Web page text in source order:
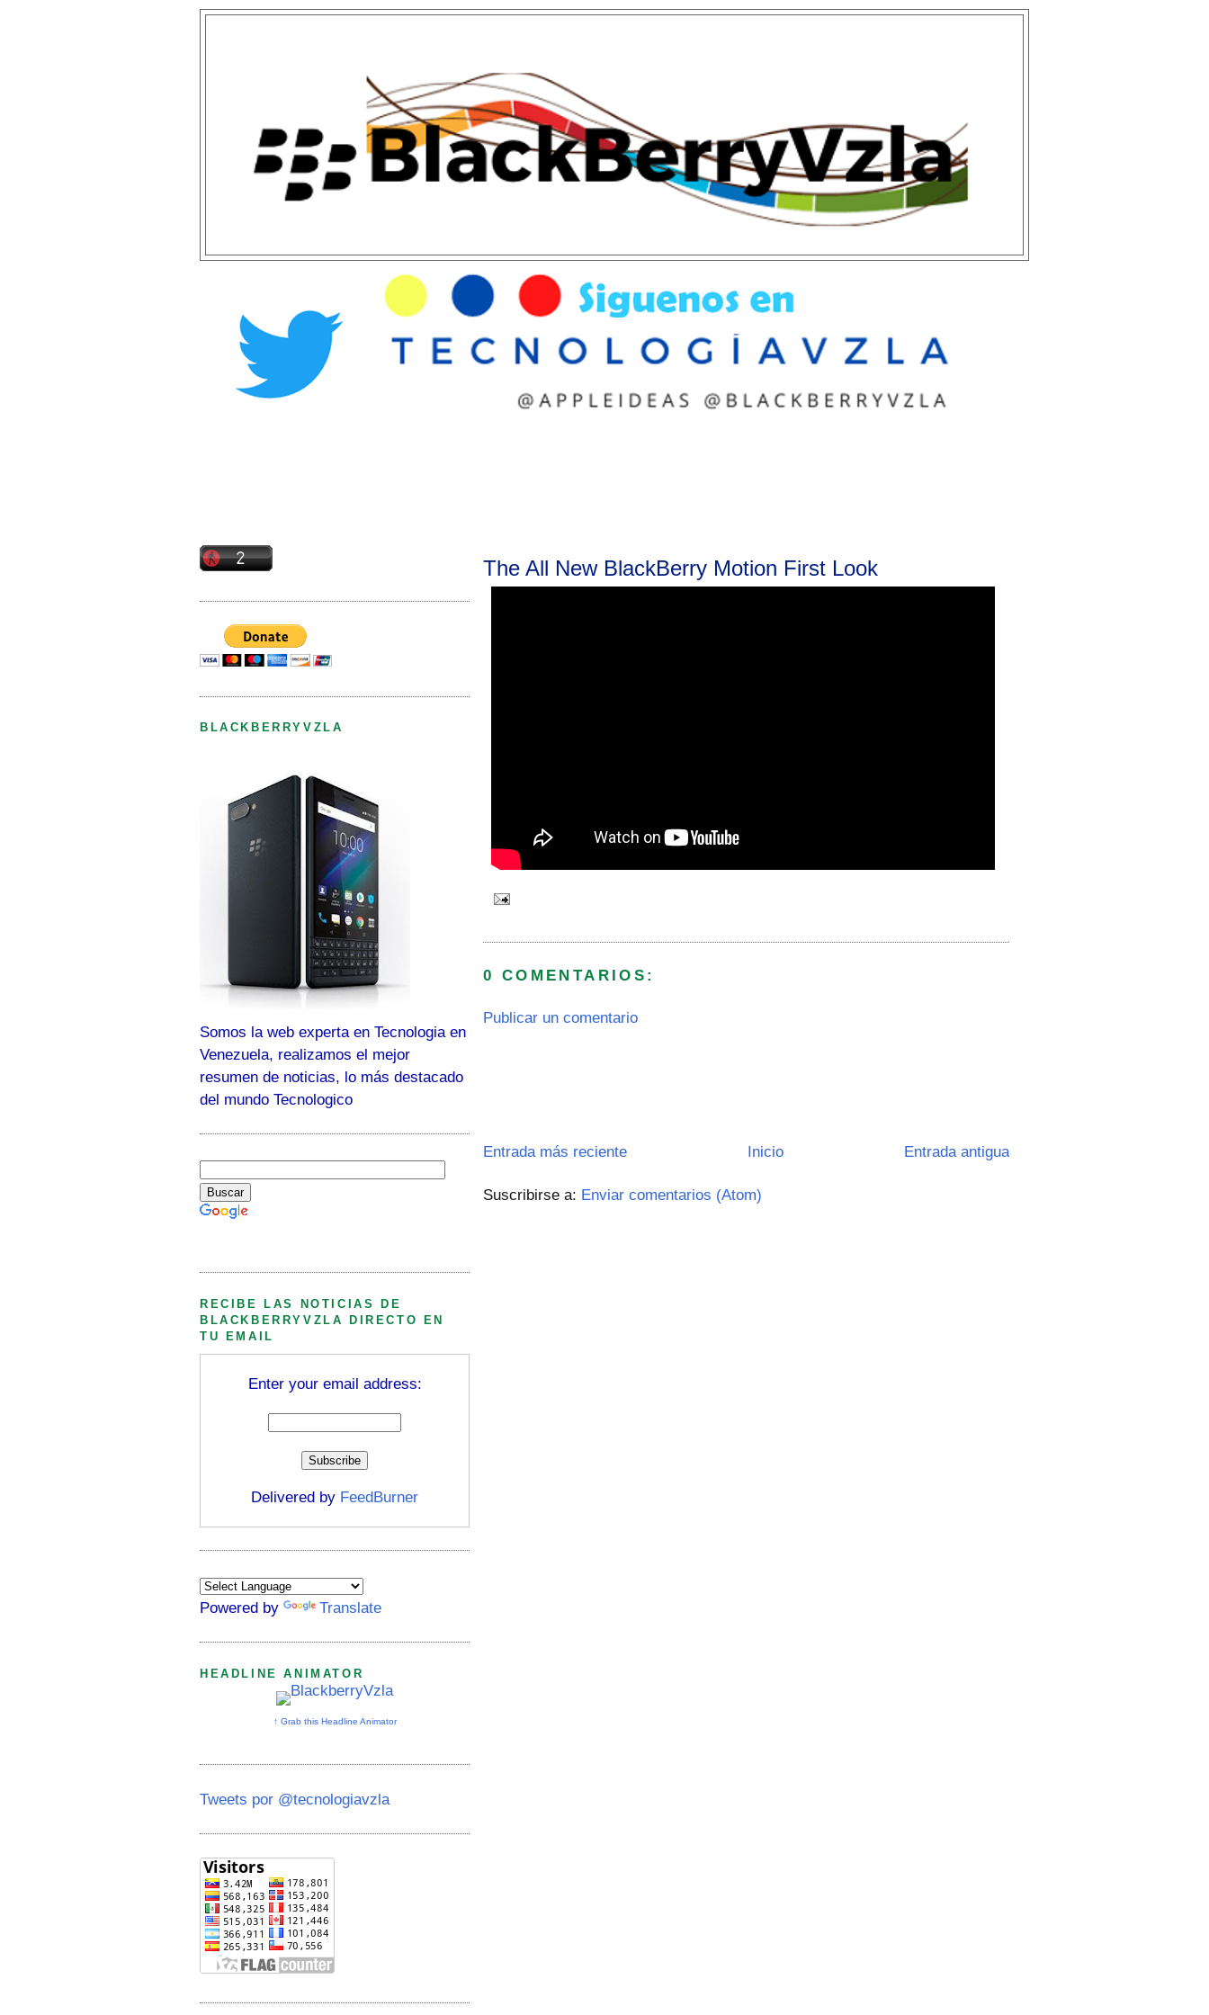
The All New BlackBerry Motion First Look
0 COMENTARIOS:
Publicar un comentario
Entrada más reciente Entrada antigua
Inicio
Suscribirse a: Enviar comentarios (Atom)
BLACKBERRYVZLA
Somos la web experta en Tecnologia en
Venezuela, realizamos el mejor
resumen de noticias, lo más destacado
del mundo Tecnologico
RECIBE LAS NOTICIAS DE
BLACKBERRYVZLA DIRECTO EN
TU EMAIL
Enter your email address:
Delivered by FeedBurner
Powered by Translate
HEADLINE ANIMATOR
↑ Grab this Headline Animator
Tweets por @tecnologiavzla